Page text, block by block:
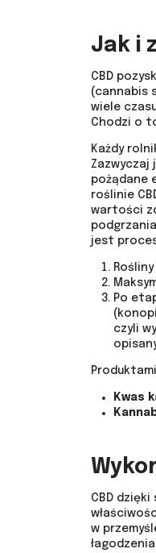
Jak i
CBD
(cannabis
wiele
Chodzi o
Każdy
Zazwyczaj
pożądane
roślinie
wartości
jest
Po
czyli
Kwas
CBD
w